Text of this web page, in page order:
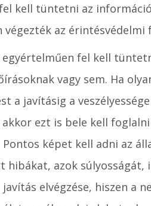
kell tüntetni az
végezték az
fel kell
vagy sem. Ha
a javításig a
ezt is bele kell foglalni
képet kell adni az
azok súlyosságát,
elvégzése, hiszen a